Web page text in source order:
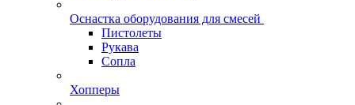
Оснастка оборудования для смесей
Пистолеты
Рукава
Сопла
Хопперы